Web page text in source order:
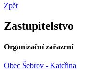
Zpět
Zastupitelstvo
Organizační zařazení
Obec Šebrov - Kateřina